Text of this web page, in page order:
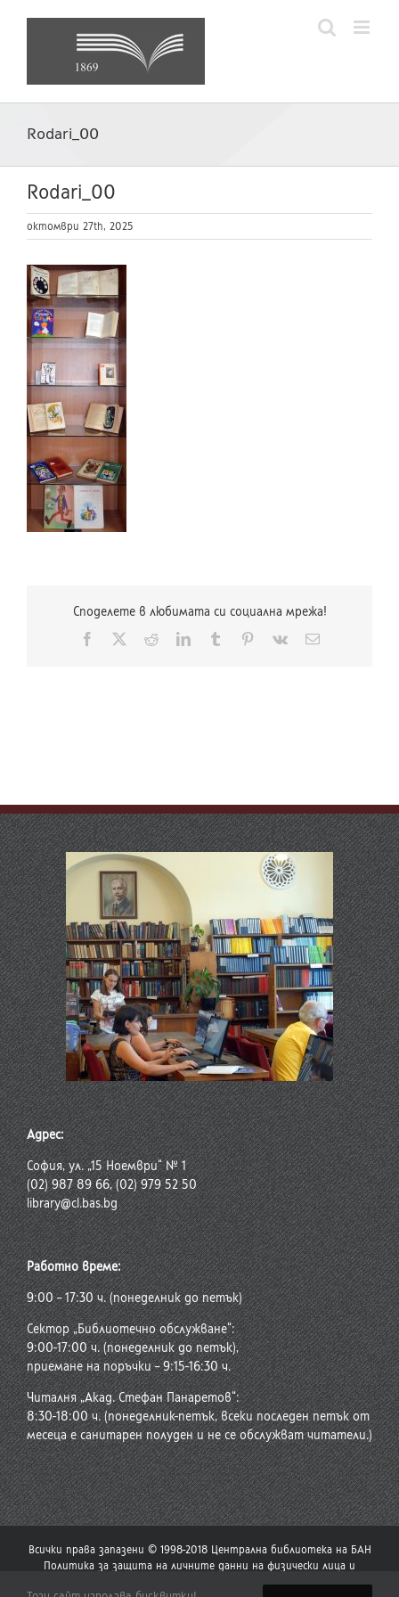
Rodari_00
Rodari_00
октомври 27th, 2025
Споделете в любимата си социална мрежа!
Facebook RedditLinkedInTumblr Pinterest
Vk
Електронна
Адрес:
София, ул. „15 Ноември“ № 1
(02) 987 89 66, (02) 979 52 50
library@cl.bas.bg
Работно време:
9:00 – 17:30 ч. (понеделник до петък)
Сектор „Библиотечно обслужване“:
9:00-17:00 ч. (понеделник до петък),
приемане на поръчки – 9:15-16:30 ч.
Читалня „Акад. Стефан Панаретов“:
8:30-18:00 ч. (понеделник-петък, всеки последен петък от
месеца е санитарен полуден и не се обслужват читатели.)
Всички права запазени © 1998-2018 Централна библиотека на БАН
Политика за защита на личните данни на физически лица и
политика за употреба на бисквитки